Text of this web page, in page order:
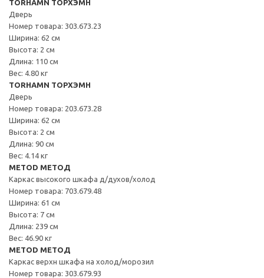
TORHAMN ТОРХЭМН
Дверь
Номер товара: 303.673.23
Ширина: 62 см
Высота: 2 см
Длина: 110 см
Вес: 4.80 кг
TORHAMN ТОРХЭМН
Дверь
Номер товара: 203.673.28
Ширина: 62 см
Высота: 2 см
Длина: 90 см
Вес: 4.14 кг
METOD МЕТОД
Каркас высокого шкафа д/духов/холод
Номер товара: 703.679.48
Ширина: 61 см
Высота: 7 см
Длина: 239 см
Вес: 46.90 кг
METOD МЕТОД
Каркас верхн шкафа на холод/морозил
Номер товара: 303.679.93